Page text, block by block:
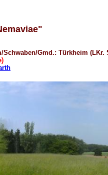
Gmd.: Türkheim (LKr.